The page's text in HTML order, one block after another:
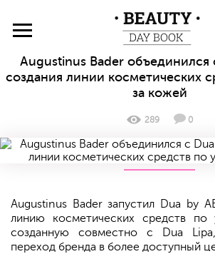
Augustinus Bader объединился
создания линии косметических
за кожей
289 0
Augustinus Bader запустил Dua by
линию косметических средств по
созданную совместно с Dua
переход бренда в более доступный